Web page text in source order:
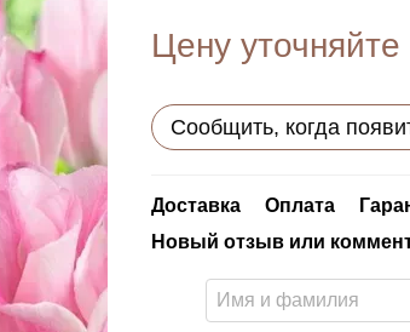
Цену уточняйте
Сообщить, когда
Доставка Оплата
Новый отзыв или